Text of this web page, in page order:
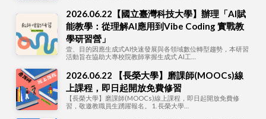
2026.06.22【國立臺灣科技大學】辦理「AI賦
能教學：從理解AI應用到Vibe Coding 實戰教
學研習營」
壹、目的因應生成式AI快速發展與各領域數位轉型趨勢，本研習
活動旨在協助大專校院教師掌握生成式 AI工…
2026.06.22 【長榮大學】磨課師(MOOCs)線
上課程，即日起開放免費修習
【長榮大學】磨課師(MOOCs)線上課程，即日起開放免費修
習，敬邀教職員生踴躍報名。 1. 長榮大學…